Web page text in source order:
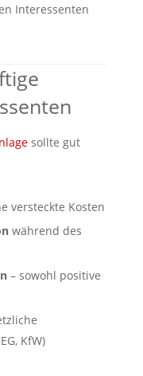
Interessenten
sollte gut
versteckte Kosten
während des
– sowohl positive
KfW)